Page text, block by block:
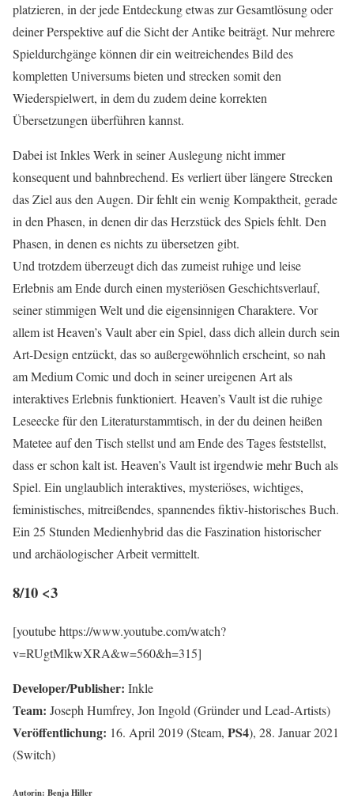
platzieren, in der jede Entdeckung etwas zur Gesamtlösung oder
deiner Perspektive auf die Sicht der Antike beiträgt. Nur mehrere
Spieldurchgänge können dir ein weitreichendes Bild des
kompletten Universums bieten und strecken somit den
Wiederspielwert, in dem du zudem deine korrekten
Übersetzungen überführen kannst.
Dabei ist Inkles Werk in seiner Auslegung nicht immer
konsequent und bahnbrechend. Es verliert über längere Strecken
das Ziel aus den Augen. Dir fehlt ein wenig Kompaktheit, gerade
in den Phasen, in denen dir das Herzstück des Spiels fehlt. Den
Phasen, in denen es nichts zu übersetzen gibt.
Und trotzdem überzeugt dich das zumeist ruhige und leise
Erlebnis am Ende durch einen mysteriösen Geschichtsverlauf,
seiner stimmigen Welt und die eigensinnigen Charaktere. Vor
allem ist Heaven’s Vault aber ein Spiel, dass dich allein durch sein
Art-Design entzückt, das so außergewöhnlich erscheint, so nah
am Medium Comic und doch in seiner ureigenen Art als
interaktives Erlebnis funktioniert. Heaven’s Vault ist die ruhige
Leseecke für den Literaturstammtisch, in der du deinen heißen
Matetee auf den Tisch stellst und am Ende des Tages feststellst,
dass er schon kalt ist. Heaven’s Vault ist irgendwie mehr Buch als
Spiel. Ein unglaublich interaktives, mysteriöses, wichtiges,
feministisches, mitreißendes, spannendes fiktiv-historisches Buch.
Ein 25 Stunden Medienhybrid das die Faszination historischer
und archäologischer Arbeit vermittelt.
8/10 <3
[youtube https://www.youtube.com/watch?
v=RUgtMlkwXRA&w=560&h=315]
Developer/Publisher: Inkle
Team: Joseph Humfrey, Jon Ingold (Gründer und Lead-Artists)
Veröffentlichung: 16. April 2019 (Steam, PS4), 28. Januar 2021
(Switch)
Autorin: Benja Hiller